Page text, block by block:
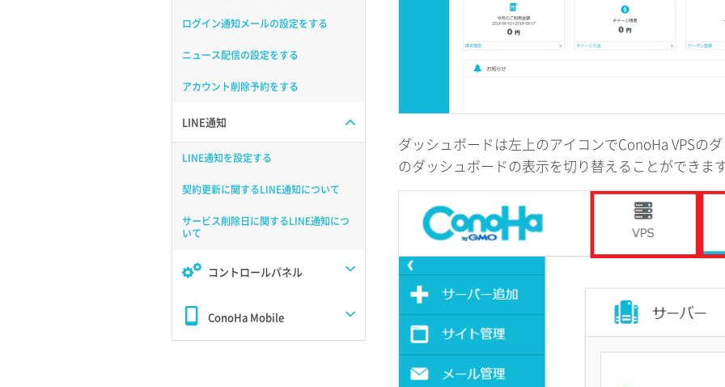
ログイン通知メールの設定をする
ニュース配信の設定をする
アカウント削除予約をする
LINE通知
LINE通知を設定する
契約更新に関するLINE通知について
サービス削除日に関するLINE通知につ
いて
コントロールパネル
ConoHa Mobile
ダッシュボードは左上のアイコンでConoHa VPSの
のダッシュボードの表示を切り替えることができます